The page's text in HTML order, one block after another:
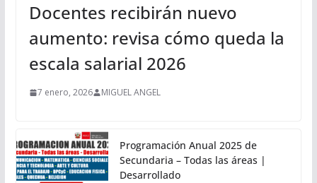
Docentes recibirán nuevo
aumento: revisa cómo queda la
escala salarial 2026
7 enero, 2026 MIGUEL ANGEL
Programación Anual 2025 de
Secundaria – Todas las áreas |
Desarrollado